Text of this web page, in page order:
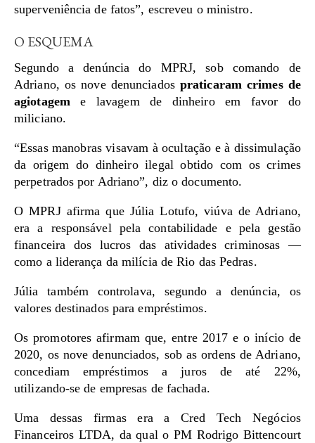
superveniência de fatos”, escreveu o ministro.
O ESQUEMA
Segundo a denúncia do MPRJ, sob comando de
Adriano, os nove denunciados praticaram crimes de
agiotagem e lavagem de dinheiro em favor do
miliciano.
“Essas manobras visavam à ocultação e à dissimulação
da origem do dinheiro ilegal obtido com os crimes
perpetrados por Adriano”, diz o documento.
O MPRJ afirma que Júlia Lotufo, viúva de Adriano,
era a responsável pela contabilidade e pela gestão
financeira dos lucros das atividades criminosas —
como a liderança da milícia de Rio das Pedras.
Júlia também controlava, segundo a denúncia, os
valores destinados para empréstimos.
Os promotores afirmam que, entre 2017 e o início de
2020, os nove denunciados, sob as ordens de Adriano,
concediam empréstimos a juros de até 22%,
utilizando-se de empresas de fachada.
Uma dessas firmas era a Cred Tech Negócios
Financeiros LTDA, da qual o PM Rodrigo Bittencourt